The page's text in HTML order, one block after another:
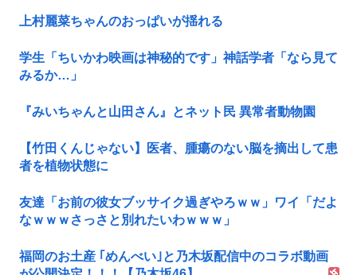
上村麗菜ちゃんのおっぱいが揺れる
学生「ちいかわ映画は神秘的です」神話学者「なら見て
みるか…」
『みいちゃんと山田さん』とネット民 異常者動物園
【竹田くんじゃない】医者、腫瘍のない脳を摘出して患
者を植物状態に
友達「お前の彼女ブッサイク過ぎやろｗｗ」ワイ「だよ
なｗｗｗさっさと別れたいわｗｗｗ」
福岡のお土産 ｢めんべい｣と乃木坂配信中のコラボ動画